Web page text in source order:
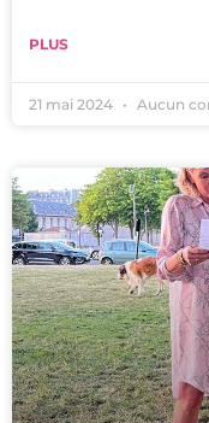
PLUS
21 mai 2024 Aucun